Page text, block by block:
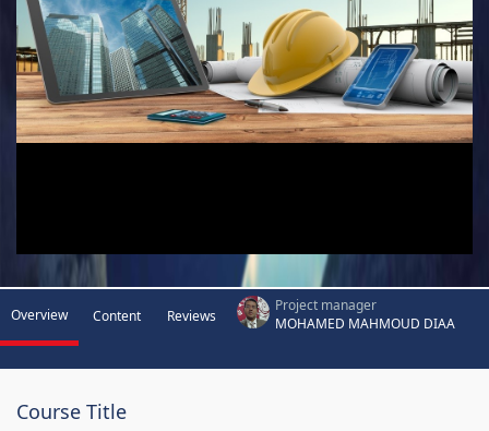
Overview Content Reviews
Project manager
MOHAMED MAHMOUD DIAA
Course Title